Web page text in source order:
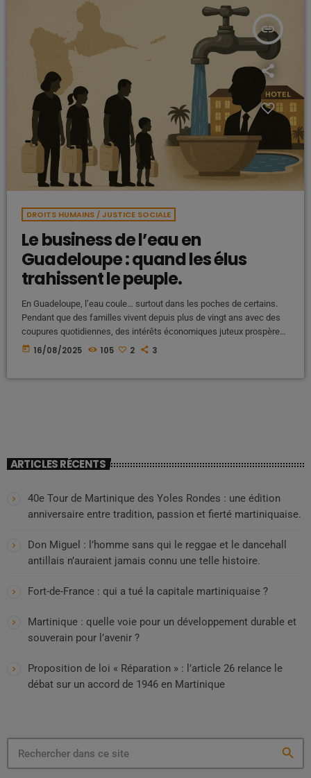
insert_link
DROITS HUMAINS / JUSTICE SOCIALE
Le business de l’eau en
Guadeloupe : quand les élus
trahissent le peuple.
En Guadeloupe, l’eau coule… surtout dans les poches de certains.
Pendant que des familles vivent depuis plus de vingt ans avec des
coupures quotidiennes, des intérêts économiques juteux prospèrent
sur cette pénurie organisée. Derrière la crise, il y a un mot que
today 16/08/2025 105 2 3
ARTICLES RÉCENTS
40e Tour de Martinique des Yoles Rondes : une édition
anniversaire entre tradition, passion et fierté martiniquaise.
Don Miguel : l’homme sans qui le reggae et le dancehall
antillais n’auraient jamais connu une telle histoire.
Fort-de-France : qui a tué la capitale martiniquaise ?
Martinique : quelle voie pour un développement durable et
souverain pour l’avenir ?
Proposition de loi « Réparation » : l’article 26 relance le
débat sur un accord de 1946 en Martinique
search